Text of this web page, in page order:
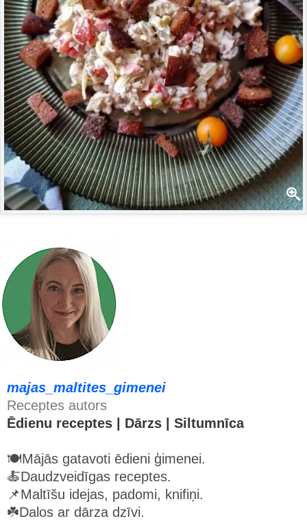
majas_maltites_gimenei
Receptes autors
Ēdienu receptes | Dārzs | Siltumnīca
🍽Mājās gatavoti ēdieni ģimenei.
🍝Daudzveidīgas receptes.
📌Maltīšu idejas, padomi, knifiņi.
☘️Dalos ar dārza dzīvi.